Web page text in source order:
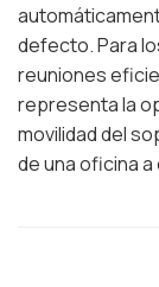
defecto. Para
reuniones
representa la
movilidad del
de una oficina